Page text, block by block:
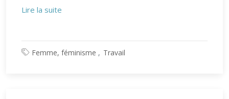
Lire la suite
Femme, féminisme Travail